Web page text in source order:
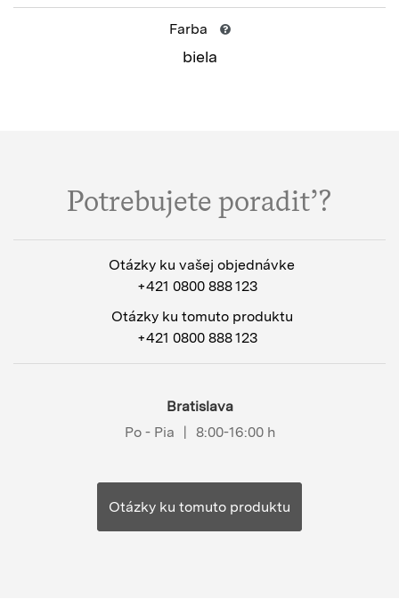
Farba
biela
Potrebujete poradiť?
Otázky ku vašej objednávke
+421 0800 888 123
Otázky ku tomuto produktu
+421 0800 888 123
Bratislava
Po - Pia
| 8:00-16:00 h
Otázky ku tomuto produktu